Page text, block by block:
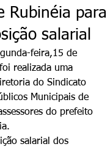
Rubinéia para
salarial
feira,15 de
realizada uma
do Sindicato
Municipais de
do prefeito
salarial dos